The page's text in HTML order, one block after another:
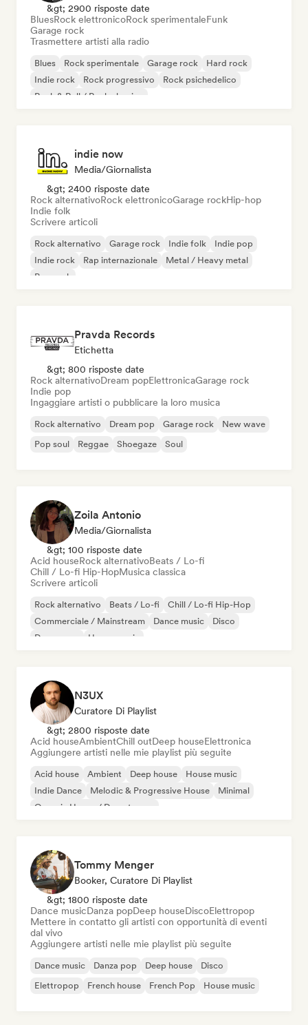
&gt; 2900 risposte date
BluesRock elettronicoRock sperimentaleFunk
Garage rock
Trasmettere artisti alla radio
Blues Rock sperimentale Garage rock
Hard rock
Indie rock
Rock progressivo
Rock psichedelico
Rock & Roll / Rock classico
indie now
Media/Giornalista
&gt; 2400 risposte date
Rock alternativoRock elettronicoGarage rockHip-hop
Indie folk
Scrivere articoli
Rock alternativo Garage rock Indie folk
Indie pop
Indie rock
Rap internazionale
Metal / Heavy metal
Pop rock
Pravda Records
Etichetta
&gt; 800 risposte date
Rock alternativoDream popElettronicaGarage rock
Indie pop
Ingaggiare artisti o pubblicare la loro musica
Rock alternativo Dream pop Garage rock
New wave
Pop soul
Reggae Shoegaze Soul
Zoila Antonio
Media/Giornalista
&gt; 100 risposte date
Acid houseRock alternativoBeats / Lo-fi
Chill / Lo-fi Hip-HopMusica classica
Scrivere articoli
Rock alternativo Beats / Lo-fi
Chill / Lo-fi Hip-Hop
Commerciale / Mainstream
Dance music
Disco
Dream pop
House music
N3UX
Curatore Di Playlist
&gt; 2800 risposte date
Acid houseAmbientChill outDeep houseElettronica
Aggiungere artisti nelle mie playlist più seguite
Acid house Ambient Deep house
House music
Indie Dance
Melodic & Progressive House
Minimal
Organic House / Downtempo
Tommy Menger
Booker, Curatore Di Playlist
&gt; 1800 risposte date
Dance musicDanza popDeep houseDiscoElettropop
Mettere in contatto gli artisti con opportunità di eventi
dal vivo
Aggiungere artisti nelle mie playlist più seguite
Dance music Danza pop Deep house
Disco
Elettropop
French house French Pop House music